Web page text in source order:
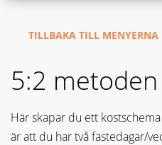
TILLBAKA TILL MENYERNA
5:2
Här skapar du ett
är att du har två fastedagar/